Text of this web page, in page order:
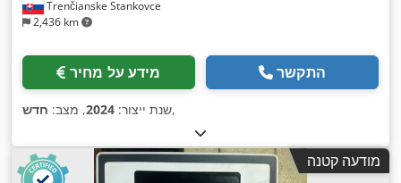
Trenčianske Stankovce
2,436 km
מידע על מחיר התקשר
שנת ייצור: 2024, מצב: חדש ,
מודעה קטנה